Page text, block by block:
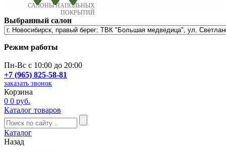
САЛОНЫ НАПОЛЬНЫХ
ПОКРЫТИЙ
Выбранный салон
Режим работы
Пн-Вс с 10:00 до 20:00
+7 (965) 825-58-81
заказать звонок
Корзина
0 0 руб.
Каталог товаров
Каталог
Назад